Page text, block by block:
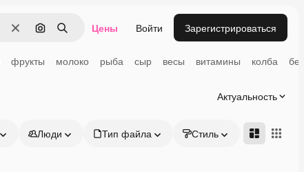
ОчиститьПоиск по изображению
Поиск Цены Войти Зарегистрироваться
фрукты молоко рыба сыр весы витамины колба
Актуальность
Люди Тип файла Стиль Адвансд